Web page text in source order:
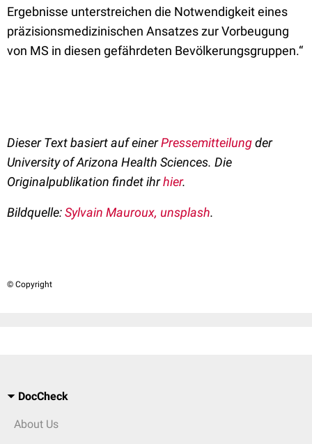
Ergebnisse unterstreichen die Notwendigkeit eines
präzisionsmedizinischen Ansatzes zur Vorbeugung
von MS in diesen gefährdeten Bevölkerungsgruppen.“
Dieser Text basiert auf einerPressemitteilungder
University of Arizona Health Sciences. Die
Originalpublikation findet ihrhier.
Bildquelle:Sylvain Mauroux, unsplash.
© Copyright
DocCheck
About Us